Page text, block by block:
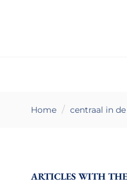
Home centraal in
ARTICLES WITH